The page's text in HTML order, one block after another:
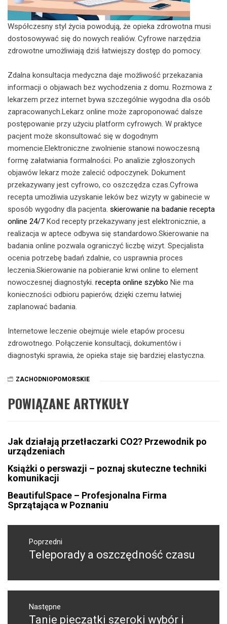
Współczesny styl życia powodują, że opieka zdrowotna musi
dostosowywać się do nowych realiów. Cyfrowe narzędzia
zdrowotne umożliwiają dziś łatwiejszy dostęp do pomocy.
Zdalna konsultacja medyczna daje możliwość przekazania
informacji o objawach bez wychodzenia z domu. Rozmowa z
lekarzem przez internet bywa szczególnie wygodna dla osób
zapracowanych.Lekarz online może zaproponować dalsze
postępowanie przy użyciu platform cyfrowych. W praktyce
pacjent może skonsultować się w dogodnym
momencie.Elektroniczne zwolnienie stanowi nowoczesną
formę załatwiania formalności. Po analizie zgłoszonych
objawów lekarz może zalecić odpoczynek. Dokument
przekazywany jest cyfrowo, co oszczędza czas.Cyfrowa
recepta umożliwia uzyskanie leków bez wizyty w gabinecie w
sposób wygodny dla pacjenta. skierowanie na badanie recepta
online 24/7 Kod recepty przekazywany jest elektronicznie, a
realizacja w aptece odbywa się standardowo.Skierowanie na
badania online pozwala ograniczyć liczbę wizyt. Specjalista
ocenia potrzebę badań zdalnie, co usprawnia proces
leczenia.Skierowanie na pobieranie krwi online to element
nowoczesnej diagnostyki. recepta online szybko Nie ma
konieczności odbioru papierów, dzięki czemu łatwiej
zaplanować badania.
Internetowe leczenie obejmuje wiele etapów procesu
zdrowotnego. Połączenie konsultacji, dokumentów i
diagnostyki sprawia, że opieka staje się bardziej elastyczna.
ZACHODNIOPOMORSKIE
POWIĄZANE ARTYKUŁY
Jak działają przetłaczarki CO2? Przewodnik po
urządzeniach
Książki o perswazji – poznaj skuteczne techniki
komunikacji
BeautifulSpace – Profesjonalna Firma
Sprzątająca w Poznaniu
Nawigacja
wpisuPoprzedni
Poprzedni
Teleporady a oszczędność czasu
Następne
Następny
Tanie pieczątki szeroki wybór i